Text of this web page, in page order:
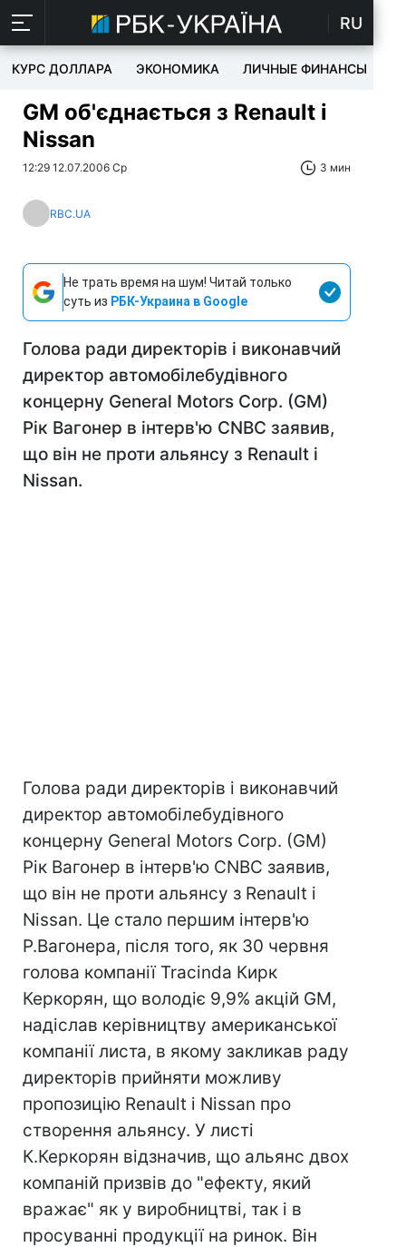
RU
КУРС ДОЛЛАРА ЭКОНОМИКА ЛИЧНЫЕ ФИНАНСЫ
GM об'єднається з Renault і
Nissan
12:29 12.07.2006 Ср 3 мин
RBC.UA
Не трать время на шум! Читай только
суть из РБК-Украина в Google
Голова ради директорів і виконавчий
директор автомобілебудівного
концерну General Motors Corp. (GM)
Рік Вагонер в інтерв'ю CNBC заявив,
що він не проти альянсу з Renault і
Nissan.
Голова ради директорів і виконавчий
директор автомобілебудівного
концерну General Motors Corp. (GM)
Рік Вагонер в інтерв'ю CNBC заявив,
що він не проти альянсу з Renault і
Nissan. Це стало першим інтерв'ю
Р.Вагонера, після того, як 30 червня
голова компанії Tracinda Кирк
Керкорян, що володіє 9,9% акцій GM,
надіслав керівництву американської
компанії листа, в якому закликав раду
директорів прийняти можливу
пропозицію Renault і Nissan про
створення альянсу. У листі
К.Керкорян відзначив, що альянс двох
компаній призвів до "ефекту, який
вражає" як у виробництві, так і в
просуванні продукції на ринок. Він